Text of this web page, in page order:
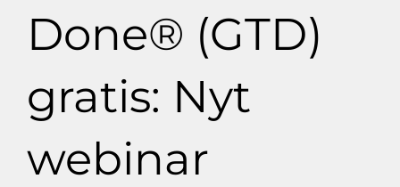
Done® (GTD)
gratis: Nyt
webinar